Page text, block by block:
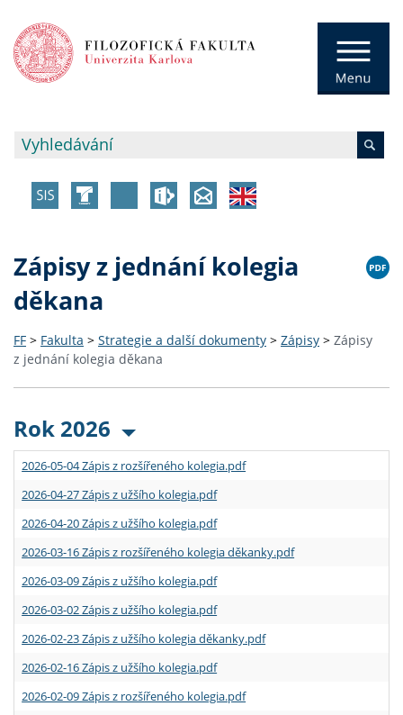
Zápisy z jednání kolegia
děkana
FF > Fakulta > Strategie a další dokumenty > Zápisy > Zápisy
z jednání kolegia děkana
Rok 2026
2026-05-04 Zápis z rozšířeného kolegia.pdf
2026-04-27 Zápis z užšího kolegia.pdf
2026-04-20 Zápis z užšího kolegia.pdf
2026-03-16 Zápis z rozšířeného kolegia děkanky.pdf
2026-03-09 Zápis z užšího kolegia.pdf
2026-03-02 Zápis z užšího kolegia.pdf
2026-02-23 Zápis z užšího kolegia děkanky.pdf
2026-02-16 Zápis z užšího kolegia.pdf
2026-02-09 Zápis z rozšířeného kolegia.pdf